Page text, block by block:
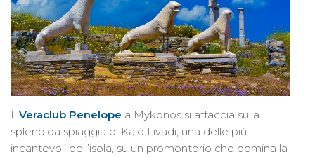
Il Veraclub Penelope a Mykonos si affaccia sulla
splendida spiaggia di Kalò Livadi, una delle più
incantevoli dell’isola, su un promontorio che domina la